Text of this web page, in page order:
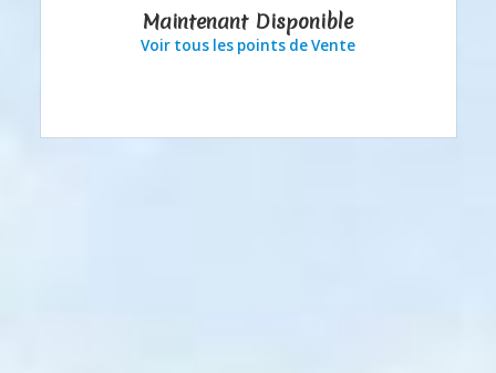
Maintenant Disponible
Voir tous les points de Vente